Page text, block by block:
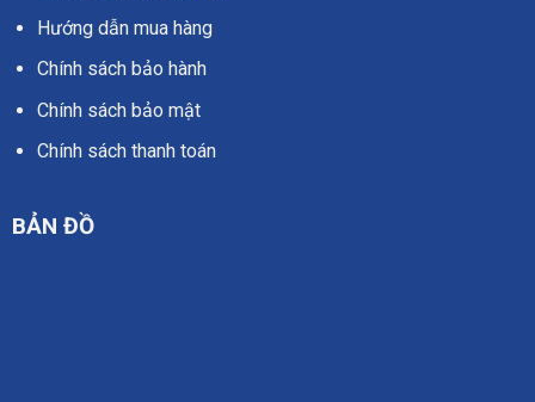
Hướng dẫn mua hàng
Chính sách bảo hành
Chính sách bảo mật
Chính sách thanh toán
BẢN ĐỒ